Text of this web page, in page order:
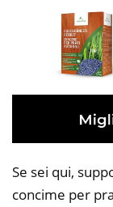
Se sei qui,
concime per